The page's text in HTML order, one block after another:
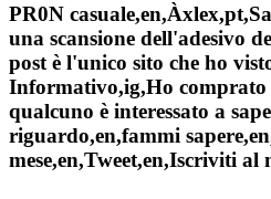
PR0N
una scansione dell'adesivo
post è l'unico sito che ho
Informativo,ig,Ho comprato
qualcuno è interessato a
riguardo,en,fammi
mese,en,Tweet,en,Iscriviti al